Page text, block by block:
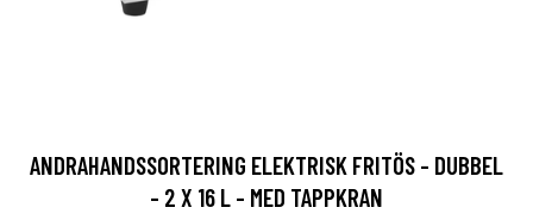
ANDRAHANDSSORTERING ELEKTRISK FRITÖS - DUBBEL
- 2 X 16 L - MED TAPPKRAN